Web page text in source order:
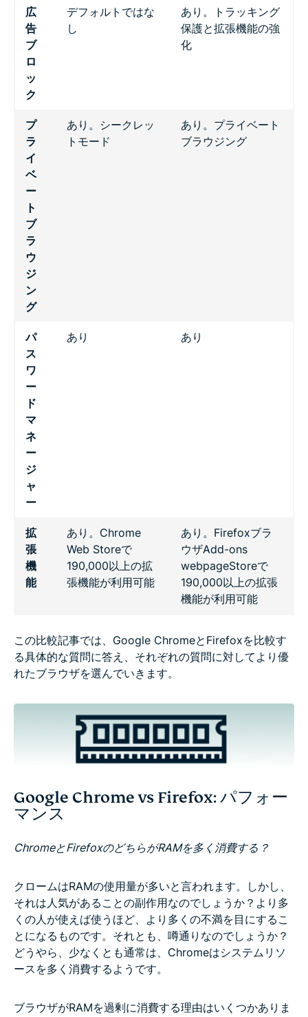
広
告
ブ
ロ
ッ
ク
デフォルトではな
し
あり。トラッキング
保護と拡張機能の強
化
プ
ラ
イ
ベ
ー
ト
ブ
ラ
ウ
ジ
ン
グ
あり。シークレッ
トモード
あり。プライベート
ブラウジング
パ
ス
ワ
ー
ド
マ
ネ
ー
ジ
ャ
ー
あり あり
拡
張
機
能
あり。Chrome
Web Storeで
190,000以上の拡
張機能が利用可能
あり。Firefoxブラ
ウザAdd-ons
webpageStoreで
190,000以上の拡張
機能が利用可能
この比較記事では、Google ChromeとFirefoxを比較す
る具体的な質問に答え、それぞれの質問に対してより優
れたブラウザを選んでいきます。
Google Chrome vs Firefox: パフォー
マンス
ChromeとFirefoxのどちらがRAMを多く消費する？
クロームはRAMの使用量が多いと言われます。しかし、
それは人気があることの副作用なのでしょうか？より多
くの人が使えば使うほど、より多くの不満を目にするこ
とになるものです。それとも、噂通りなのでしょうか？
どうやら、少なくとも通常は、Chromeはシステムリソ
ースを多く消費するようです。
ブラウザがRAMを過剰に消費する理由はいくつかありま